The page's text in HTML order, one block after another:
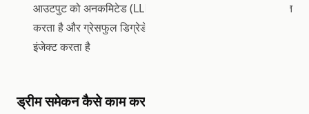
आउटपुट को अनकमिटेड (LLM संदर्भ से छिपा हुआ) के रूप में चिह्नित
करता है और ग्रेसफुल डिग्रेडेशन के लिए संक्षिप्त त्रुटि सारांश
इंजेक्ट करता है
ड्रीम समेकन कैसे काम करता है